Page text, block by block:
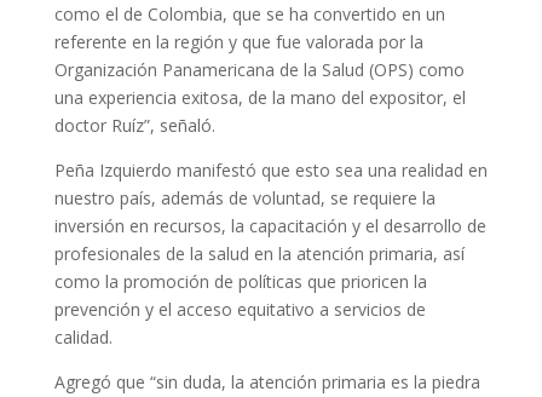
como el de Colombia, que se ha convertido en un
referente en la región y que fue valorada por la
Organización Panamericana de la Salud (OPS) como
una experiencia exitosa, de la mano del expositor, el
doctor Ruíz”, señaló.
Peña Izquierdo manifestó que esto sea una realidad en
nuestro país, además de voluntad, se requiere la
inversión en recursos, la capacitación y el desarrollo de
profesionales de la salud en la atención primaria, así
como la promoción de políticas que prioricen la
prevención y el acceso equitativo a servicios de
calidad.
Agregó que “sin duda, la atención primaria es la piedra